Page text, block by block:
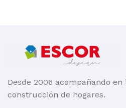
Desde 2006 acompañando en
construcción de hogares.